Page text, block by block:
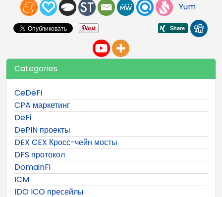
Yum
Categories
CeDeFi
CPA маркетинг
DeFi
DePIN проекты
DEX CEX Кросс-чейн мосты
DFS протокол
DomainFi
ICM
IDO ICO пресейлы